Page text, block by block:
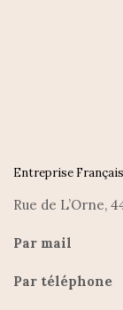
Entreprise
Rue de L’Orne,
Par mail
Par téléphone